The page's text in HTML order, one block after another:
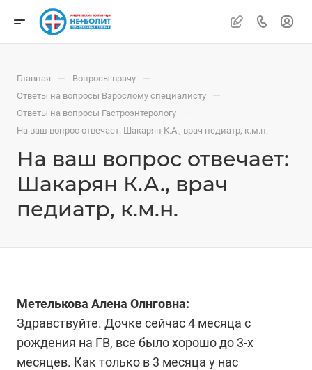
Главная — Вопросы врачу —
Ответы на вопросы Взрослому специалисту —
Ответы на вопросы Гастроэнтерологу —
На ваш вопрос отвечает: Шакарян К.А., врач педиатр, к.м.н.
На ваш вопрос отвечает:
Шакарян К.А., врач
педиатр, к.м.н.
Метелькова Алена Олнговна:
Здравствуйте. Дочке сейчас 4 месяца с
рождения на ГВ, все было хорошо до 3-х
месяцев. Как только в 3 месяца у нас